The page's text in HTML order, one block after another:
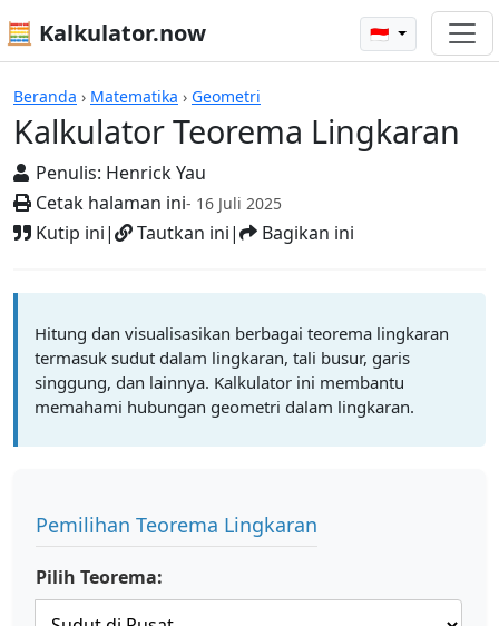
🧮 Kalkulator.now 🇮🇩
Beranda › Matematika › Geometri
Kalkulator Teorema Lingkaran
Penulis: Henrick Yau
Cetak halaman ini- 16 Juli 2025
Kutip ini| Tautkan ini| Bagikan ini
Kalkulator-kalkulator
Hitung dan visualisasikan berbagai teorema lingkaran
termasuk sudut dalam lingkaran, tali busur, garis
singgung, dan lainnya. Kalkulator ini membantu
memahami hubungan geometri dalam lingkaran.
Pemilihan Teorema Lingkaran
Pilih Teorema: